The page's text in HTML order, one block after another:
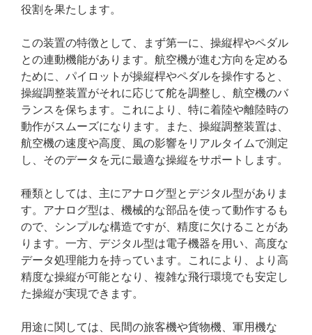
役割を果たします。
この装置の特徴として、まず第一に、操縦桿やペダル
との連動機能があります。航空機が進む方向を定める
ために、パイロットが操縦桿やペダルを操作すると、
操縦調整装置がそれに応じて舵を調整し、航空機のバ
ランスを保ちます。これにより、特に着陸や離陸時の
動作がスムーズになります。また、操縦調整装置は、
航空機の速度や高度、風の影響をリアルタイムで測定
し、そのデータを元に最適な操縦をサポートします。
種類としては、主にアナログ型とデジタル型がありま
す。アナログ型は、機械的な部品を使って動作するも
ので、シンプルな構造ですが、精度に欠けることがあ
ります。一方、デジタル型は電子機器を用い、高度な
データ処理能力を持っています。これにより、より高
精度な操縦が可能となり、複雑な飛行環境でも安定し
た操縦が実現できます。
用途に関しては、民間の旅客機や貨物機、軍用機な